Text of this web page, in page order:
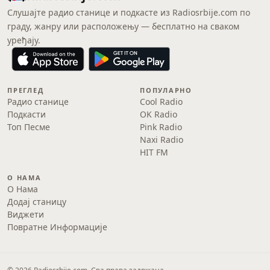
Слушајте радио станице и подкасте из Radiosrbije.com по
граду, жанру или расположењу — бесплатно на сваком
уређају.
ПРЕГЛЕД
Радио станице
Подкасти
Топ Песме
ПОПУЛАРНО
Cool Radio
OK Radio
Pink Radio
Naxi Radio
HIT FM
О НАМА
О Нама
Додај станицу
Виджети
Повратне Информације